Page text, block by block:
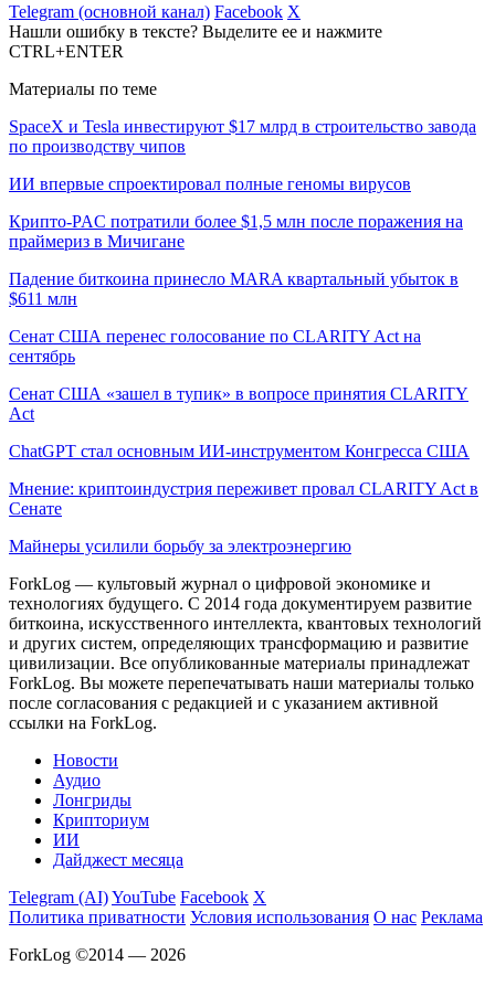
Telegram (основной канал) Facebook X
Нашли ошибку в тексте? Выделите ее и нажмите
CTRL+ENTER
Материалы по теме
SpaceX и Tesla инвестируют $17 млрд в строительство завода
по производству чипов
ИИ впервые спроектировал полные геномы вирусов
Крипто-PAC потратили более $1,5 млн после поражения на
праймериз в Мичигане
Падение биткоина принесло MARA квартальный убыток в
$611 млн
Сенат США перенес голосование по CLARITY Act на
сентябрь
Сенат США «зашел в тупик» в вопросе принятия CLARITY
Act
ChatGPT стал основным ИИ-инструментом Конгресса США
Мнение: криптоиндустрия переживет провал CLARITY Act в
Сенате
Майнеры усилили борьбу за электроэнергию
ForkLog — культовый журнал о цифровой экономике и
технологиях будущего. С 2014 года документируем развитие
биткоина, искусственного интеллекта, квантовых технологий
и других систем, определяющих трансформацию и развитие
цивилизации. Все опубликованные материалы принадлежат
ForkLog. Вы можете перепечатывать наши материалы только
после согласования с редакцией и с указанием активной
ссылки на ForkLog.
Новости
Аудио
Лонгриды
Крипториум
ИИ
Дайджест месяца
Telegram (AI)YouTube Facebook X
Политика приватности Условия использования О нас Реклама
ForkLog ©2014 — 2026